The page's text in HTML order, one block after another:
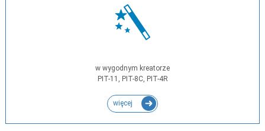
w wygodnym kreatorze
PIT-11, PIT-8C, PIT-4R
więcej